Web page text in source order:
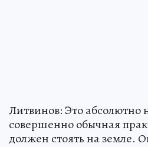
Литвинов: Это абсолютно
совершенно обычная
должен стоять на земле.